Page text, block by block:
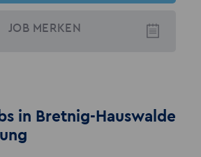
JOB MERKEN
in Bretnig-Hauswalde